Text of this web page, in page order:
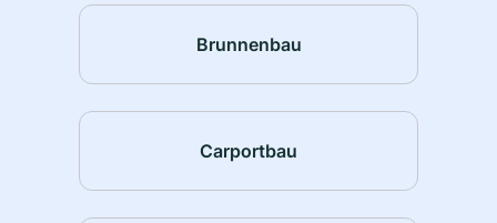
Brunnenbau
Carportbau